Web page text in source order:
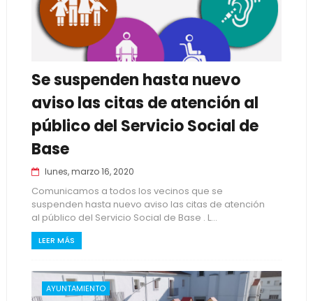
Se suspenden hasta nuevo
aviso las citas de atención al
público del Servicio Social de
Base
lunes, marzo 16, 2020
Comunicamos a todos los vecinos que se
suspenden hasta nuevo aviso las citas de atención
al público del Servicio Social de Base . L...
LEER MÁS
AYUNTAMIENTO